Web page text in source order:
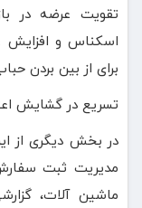
تقویت عرضه در
اسکناس و افزایش
برای از بین بردن
تسریع در گشایش
در بخش دیگری از
مدیریت ثبت
ماشین آلات،